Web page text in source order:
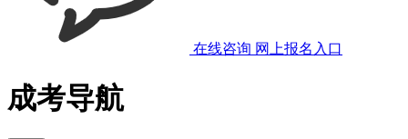
在线咨询 网上报名入口
成考导航